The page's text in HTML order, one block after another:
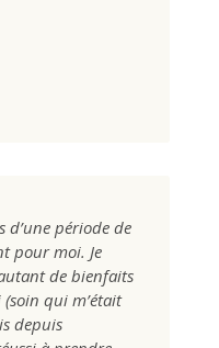
d’une période de
pour moi. Je
de bienfaits
(soin qui m’était
depuis